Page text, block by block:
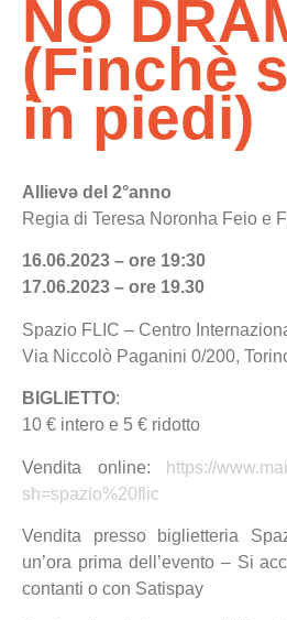
NO
(Finchè
in piedi)
Allievə del 2°anno
Regia di Teresa Noronha Feio e
16.06.2023 – ore 19:30
17.06.2023 – ore 19.30
Spazio FLIC – Centro
Via Niccolò Paganini 0/200,
BIGLIETTO:
10 € intero e 5 € ridotto
Vendita online:
https://
sh=spazio%20flic
Vendita presso biglietteria
un’ora prima dell’evento – Si
contanti o con Satispay